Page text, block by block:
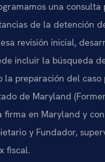
una
de la detención
revisión inicial,
incluir la búsqueda
preparación del caso
de Maryland
en Maryland y
y Fundador,
fiscal.